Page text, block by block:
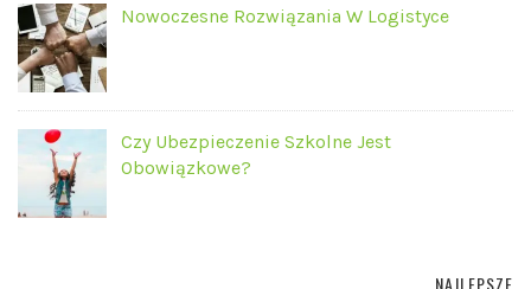
Nowoczesne Rozwiązania W Logistyce
Czy Ubezpieczenie Szkolne Jest
Obowiązkowe?
NAJLEPSZE